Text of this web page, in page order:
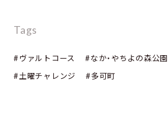
Tags
#ヴァルトコース #なか・やちよの森公園
#土曜チャレンジ
#多可町